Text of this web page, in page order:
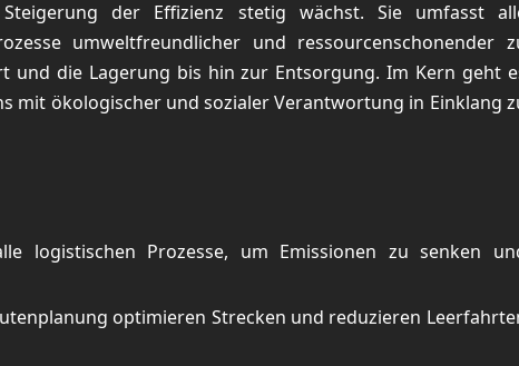
der Effizienz stetig wächst. Sie umfasst
umweltfreundlicher und ressourcenschonender
und die Lagerung bis hin zur Entsorgung. Im Kern geht
mit ökologischer und sozialer Verantwortung in Einklang
logistischen Prozesse, um Emissionen zu senken
optimieren Strecken und reduzieren